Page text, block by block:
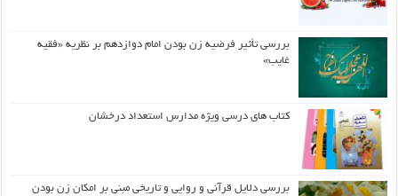
بررسی تأثیر فرضیه زن بودن امام دوازدهم بر نظریه «فقیه
غایب»
کتاب های درسی ویژه مدارس استعداد درخشان
بررسی دلایل قرآنی و روایی و تاریخی مبنی بر امکان زن بودن